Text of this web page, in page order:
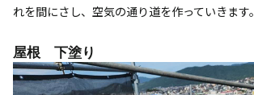
れを間にさし、空気の通り道を作っていきます。
屋根 下塗り